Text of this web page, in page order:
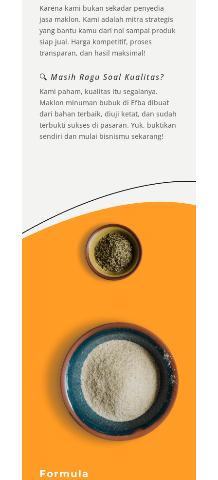
Karena kami bukan sekadar penyedia
jasa maklon. Kami adalah mitra strategis
yang bantu kamu dari nol sampai produk
siap jual. Harga kompetitif, proses
transparan, dan hasil maksimal!
🔍 Masih Ragu Soal Kualitas?
Kami paham, kualitas itu segalanya.
Maklon minuman bubuk di Efba dibuat
dari bahan terbaik, diuji ketat, dan sudah
terbukti sukses di pasaran. Yuk, buktikan
sendiri dan mulai bisnismu sekarang!
Formula